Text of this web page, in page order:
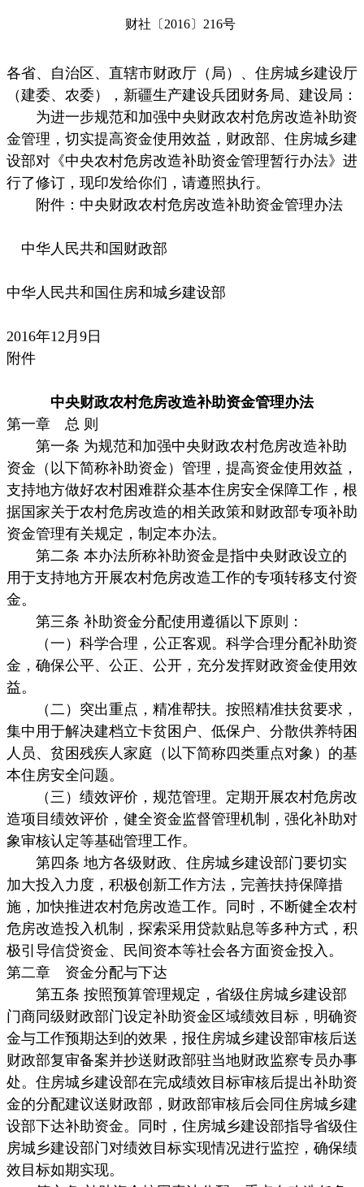
财社〔2016〕216号
各省、自治区、直辖市财政厅（局）、住房城乡建设厅
（建委、农委），新疆生产建设兵团财务局、建设局：
为进一步规范和加强中央财政农村危房改造补助资
金管理，切实提高资金使用效益，财政部、住房城乡建
设部对《中央农村危房改造补助资金管理暂行办法》进
行了修订，现印发给你们，请遵照执行。
附件：中央财政农村危房改造补助资金管理办法
中华人民共和国财政部
中华人民共和国住房和城乡建设部
2016年12月9日
附件
中央财政农村危房改造补助资金管理办法
第一章 总 则
第一条 为规范和加强中央财政农村危房改造补助
资金（以下简称补助资金）管理，提高资金使用效益，
支持地方做好农村困难群众基本住房安全保障工作，根
据国家关于农村危房改造的相关政策和财政部专项补助
资金管理有关规定，制定本办法。
第二条 本办法所称补助资金是指中央财政设立的
用于支持地方开展农村危房改造工作的专项转移支付资
金。
第三条 补助资金分配使用遵循以下原则：
（一）科学合理，公正客观。科学合理分配补助资
金，确保公平、公正、公开，充分发挥财政资金使用效
益。
（二）突出重点，精准帮扶。按照精准扶贫要求，
集中用于解决建档立卡贫困户、低保户、分散供养特困
人员、贫困残疾人家庭（以下简称四类重点对象）的基
本住房安全问题。
（三）绩效评价，规范管理。定期开展农村危房改
造项目绩效评价，健全资金监督管理机制，强化补助对
象审核认定等基础管理工作。
第四条 地方各级财政、住房城乡建设部门要切实
加大投入力度，积极创新工作方法，完善扶持保障措
施，加快推进农村危房改造工作。同时，不断健全农村
危房改造投入机制，探索采用贷款贴息等多种方式，积
极引导信贷资金、民间资本等社会各方面资金投入。
第二章 资金分配与下达
第五条 按照预算管理规定，省级住房城乡建设部
门商同级财政部门设定补助资金区域绩效目标，明确资
金与工作预期达到的效果，报住房城乡建设部审核后送
财政部复审备案并抄送财政部驻当地财政监察专员办事
处。住房城乡建设部在完成绩效目标审核后提出补助资
金的分配建议送财政部，财政部审核后会同住房城乡建
设部下达补助资金。同时，住房城乡建设部指导省级住
房城乡建设部门对绩效目标实现情况进行监控，确保绩
效目标如期实现。